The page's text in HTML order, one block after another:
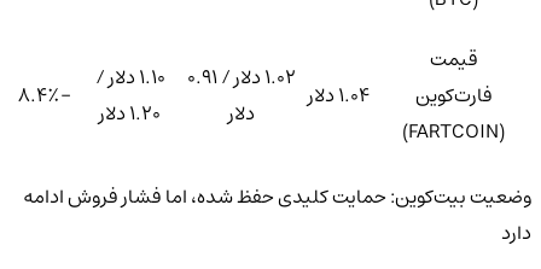
قیمت
فارت‌کوین
۱.۰۴ دلار
۱.۰۲ دلار / ۰.۹۱
دلار
۱.۱۰ دلار /
۱.۲۰ دلار
-۸.۴٪
وضعیت بیت‌کوین: حمایت کلیدی حفظ شده، اما فشار فروش ادامه
دارد